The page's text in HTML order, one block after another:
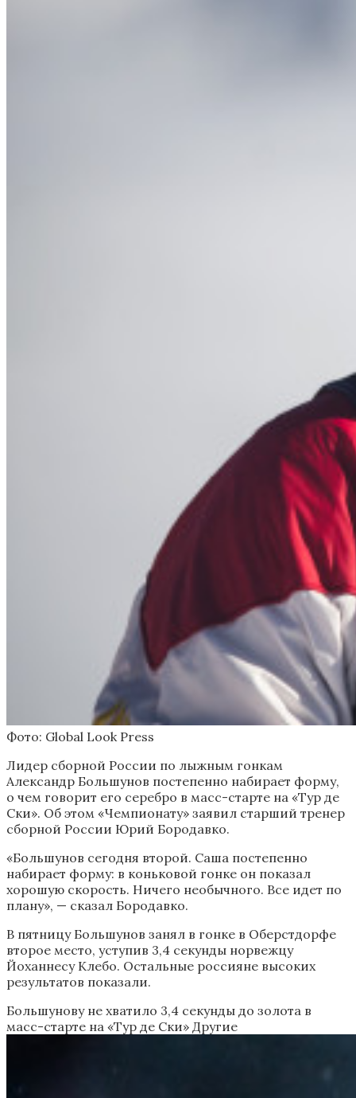
Фото: Global Look Press
Лидер сборной России по лыжным гонкам
Александр Большунов постепенно набирает форму,
о чем говорит его серебро в масс-старте на «Тур де
Ски». Об этом «Чемпионату» заявил старший тренер
сборной России Юрий Бородавко.
«Большунов сегодня второй. Саша постепенно
набирает форму: в коньковой гонке он показал
хорошую скорость. Ничего необычного. Все идет по
плану», — сказал Бородавко.
В пятницу Большунов занял в гонке в Оберстдорфе
второе место, уступив 3,4 секунды норвежцу
Йоханнесу Клебо. Остальные россияне высоких
результатов показали.
Большунову не хватило 3,4 секунды до золота в
масс-старте на «Тур де Ски» Другие